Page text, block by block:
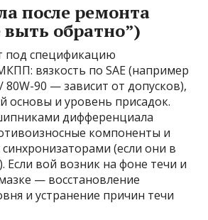
после ремонта
обратно”)
под спецификацию
вязкость по SAE (например
80W-90 — зависит от допусков),
основы и уровень присадок.
дифференциала
компоненты и
(если они в
Если вой возник на фоне течи и
— восстановление
и устранение причин течи